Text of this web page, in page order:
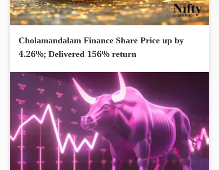
Cholamandalam Finance Share Price up by
4.26%; Delivered 156% return